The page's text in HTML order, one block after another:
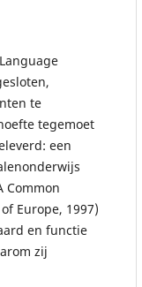
te
tegemoet
een
Common
Europe, 1997)
en functie
zij